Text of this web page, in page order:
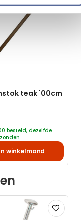
aan
teak 100cm
besteld, dezelfde
In winkelmand
Voeg
toe